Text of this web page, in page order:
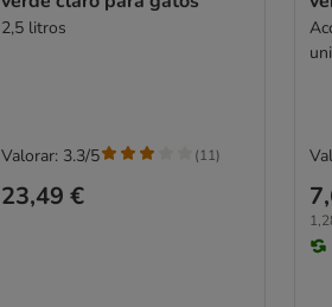
2,5 litros
23,49 €
Valorar: 3.3/5 (11)